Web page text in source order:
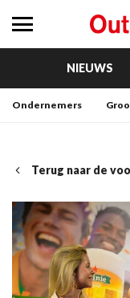
NIEUWS
Ondernemers
Terug naar de